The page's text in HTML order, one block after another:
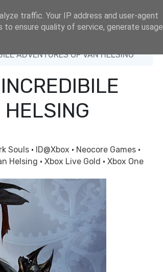
ADVENTURES OF VAN HELSING
Souls · ID@Xbox · Neocore Games ·
Helsing · Xbox Live Gold · Xbox One
traffic. Your IP address and user-agent
ensure quality of service, generate usage